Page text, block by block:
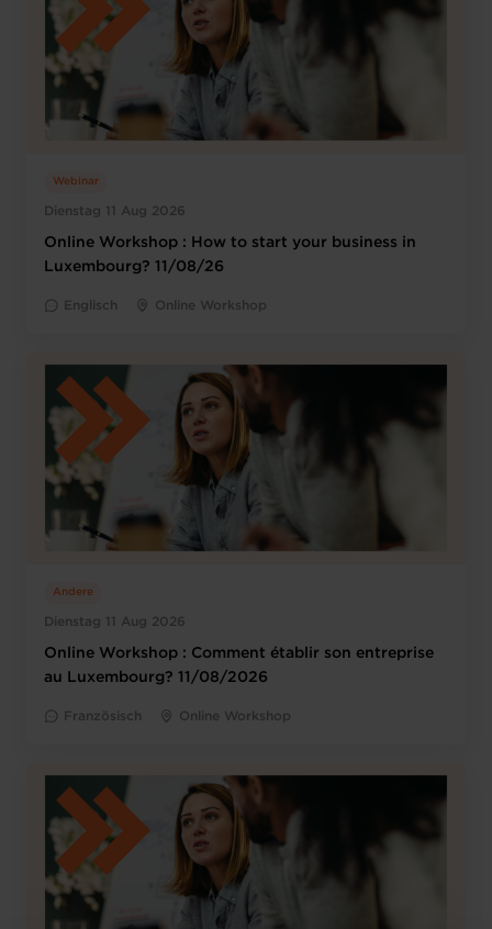
Dienstag 11 Aug 2026
Webinar
Online Workshop : How to start your business in
Luxembourg? 11/08/26
Englisch Online Workshop
Dienstag 11 Aug 2026
Andere
Online Workshop : Comment établir son entreprise
au Luxembourg? 11/08/2026
Französisch Online Workshop